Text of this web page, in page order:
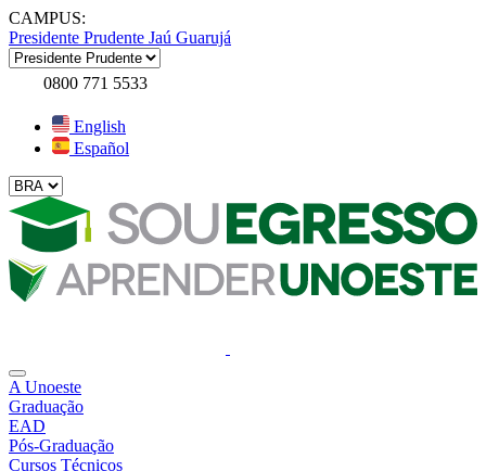
CAMPUS:
Presidente Prudente Jaú Guarujá
0800 771 5533
English
Español
A Unoeste
Graduação
EAD
Pós-Graduação
Cursos Técnicos